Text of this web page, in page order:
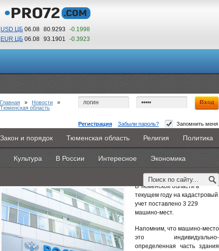
USD ЦБ 06.08 80.9293 -0.1998
EUR ЦБ 06.08 93.1901 -0.3923
18 58
По Гринвичу (GMT +5)
Регистрация Забыли пароль? Запомнить меня
Главная Новости Объявления КНИГИ ВестиNet
Каталоги 9PS Прочее
Закон и порядок Тюменская область Религия Политика
Культура В России Интересное Экономика
Главная » Новости »
Тюменская область
Тюменский Росреестр поставил на учет более
3 тысяч машино-мест
В Тюменской области в
текущем году на кадастровый
учет поставлено 3 229
машино-мест.
Напомним, что машино-место
это индивидуально-
определенная часть здания